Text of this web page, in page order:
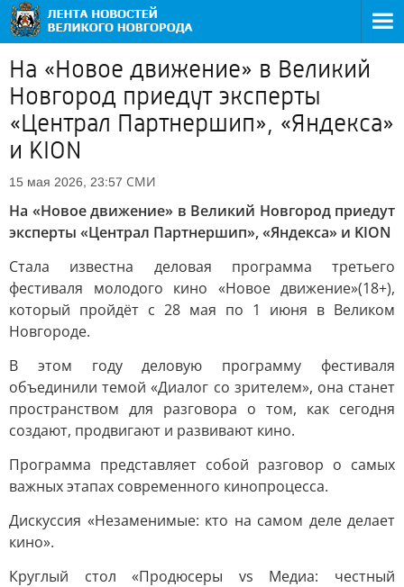
На «Новое движение» в Великий
Новгород приедут эксперты
«Централ Партнершип», «Яндекса»
и KION
15 мая 2026, 23:57 СМИ
На «Новое движение» в Великий Новгород приедут
эксперты «Централ Партнершип», «Яндекса» и KION
Стала известна деловая программа третьего
фестиваля молодого кино «Новое движение»(18+),
который пройдёт с 28 мая по 1 июня в Великом
Новгороде.
В этом году деловую программу фестиваля
объединили темой «Диалог со зрителем», она станет
пространством для разговора о том, как сегодня
создают, продвигают и развивают кино.
Программа представляет собой разговор о самых
важных этапах современного кинопроцесса.
Дискуссия «Незаменимые: кто на самом деле делает
кино».
Круглый стол «Продюсеры vs Медиа: честный